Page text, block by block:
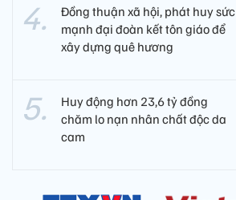
Đồng thuận xã hội, phát huy sức
mạnh đại đoàn kết tôn giáo để
xây dựng quê hương
Huy động hơn 23,6 tỷ đồng
chăm lo nạn nhân chất độc da
cam